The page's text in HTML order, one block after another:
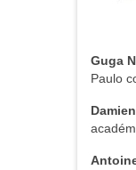
Guga
Paulo